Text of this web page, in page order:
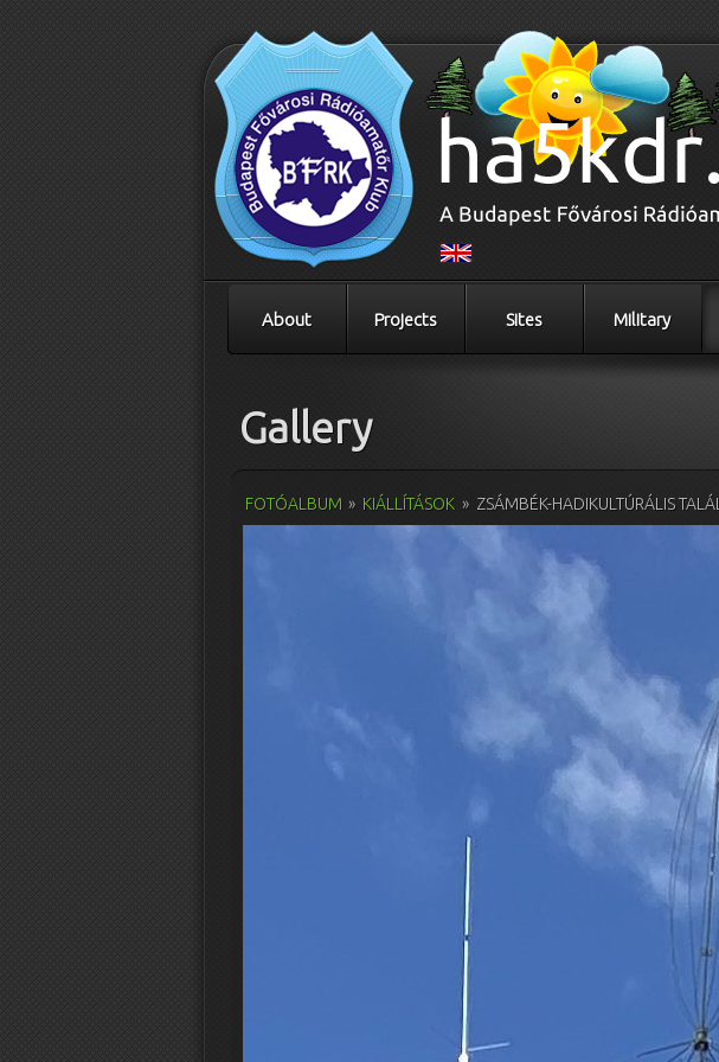
About Projects Sites Military
Gallery
FOTÓALBUM » KIÁLLÍTÁSOK » ZSÁMBÉK-HADIKULTÚRÁLIS